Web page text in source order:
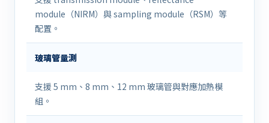
module（NIRM）與 sampling module（RSM）等
配置。
玻璃管量測
支援 5 mm、8 mm、12 mm 玻璃管與對應加熱模
組。